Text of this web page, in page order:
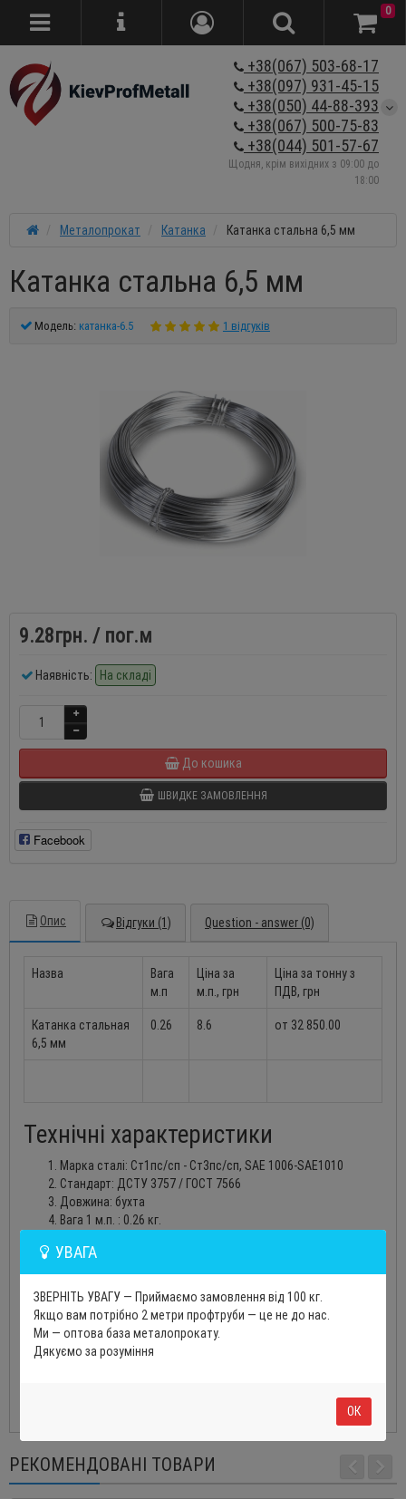
+38(067) 503-68-17
+38(097) 931-45-15
+38(050) 44-88-393
+38(067) 500-75-83
+38(044) 501-57-67
Щодня, крім вихідних з 09:00 до
18:00
0
Металопрокат Катанка Катанка стальна 6,5 мм
Катанка стальна 6,5 мм
Модель: катанка-6.5 1 відгуків
9.28грн. / пог.м
Наявність: На складі
До кошика
ШВИДКЕ ЗАМОВЛЕННЯ
Facebook
Опис Відгуки (1) Question - answer (0)
Назва
Вага
м.п
Ціна за
м.п., грн
Ціна за тонну з
ПДВ, грн
Катанка стальная
6,5 мм
0.26 8.6 от 32 850.00
Технічні характеристики
Марка сталі: Ст1пс/сп - Ст3пс/сп, SAE 1006-SAE1010
Стандарт: ДСТУ 3757 / ГОСТ 7566
Довжина: бухта
Вага 1 м.п. : 0.26 кг.
Країна-виробник: Україна
Застосування катанки
виробництво електродів та інших присадних матеріалів
для зварювання;
виготовлення тросів, будівельних канатів, пружин;
РЕКОМЕНДОВАНІ ТОВАРИ
УВАГА
ЗВЕРНІТЬ УВАГУ — Приймаємо замовлення від 100 кг.
Якщо вам потрібно 2 метри профтруби — це не до нас.
Ми — оптова база металопрокату.
Дякуємо за розуміння
ОК